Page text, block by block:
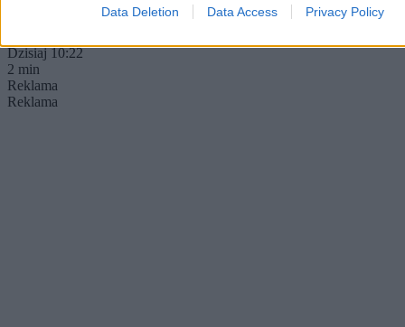
Data Deletion Data Access Privacy Policy
Dzisiaj 10:22
2 min
Reklama
Reklama